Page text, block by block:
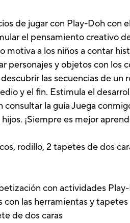
de jugar con Play-Doh con
el pensamiento creativo
motiva a los niños a contar
personajes y objetos con los
las secuencias de un
y el fin. Estimula el
la guía Juega
¡Siempre es mejor
rodillo, 2 tapetes de dos
con actividades
con las herramientas y tapetes
de dos caras